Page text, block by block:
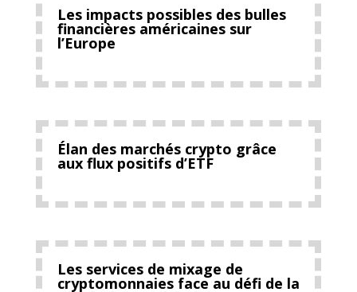
Les impacts possibles des bulles
financières américaines sur
l’Europe
Élan des marchés crypto grâce
aux flux positifs d’ETF
Les services de mixage de
cryptomonnaies face au défi de la